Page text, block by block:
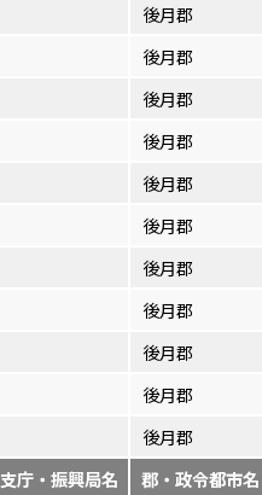
後月郡
後月郡
後月郡
後月郡
後月郡
後月郡
後月郡
後月郡
後月郡
後月郡
後月郡
支庁・振興局名 郡・政令都市名